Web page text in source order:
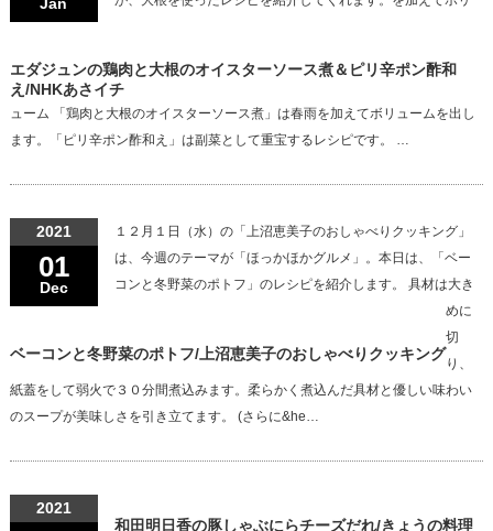
エダジュンの鶏肉と大根のオイスターソース煮＆ピリ辛ポン酢和
え/NHKあさイチ
ューム 「鶏肉と大根のオイスターソース煮」は春雨を加えてボリュームを出し
ます。「ピリ辛ポン酢和え」は副菜として重宝するレシピです。 …
2021
01
Dec
ベーコンと冬野菜のポトフ/上沼恵美子のおしゃべりクッキング
１２月１日（水）の「上沼恵美子のおしゃべりクッキング」
は、今週のテーマが「ほっかほかグルメ」。本日は、「ベー
コンと冬野菜のポトフ」のレシピを紹介します。 具材は大き
めに
切
り、
紙蓋をして弱火で３０分間煮込みます。柔らかく煮込んだ具材と優しい味わい
のスープが美味しさを引き立てます。 (さらに&he…
2021
和田明日香の豚しゃぶにらチーズだれ/きょうの料理